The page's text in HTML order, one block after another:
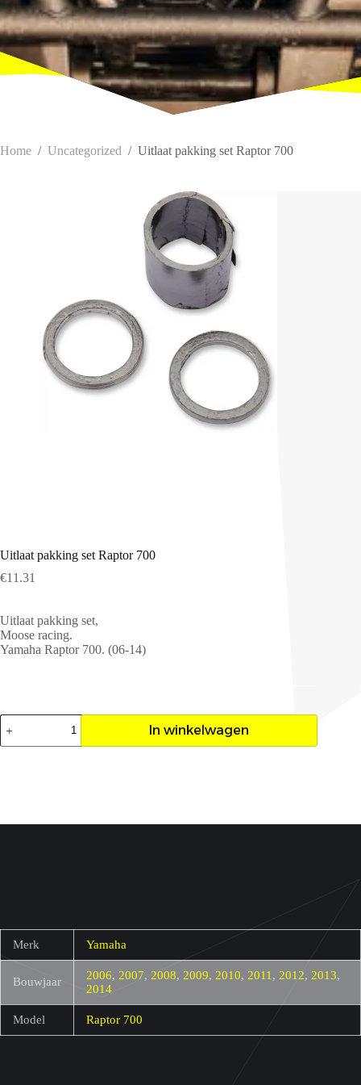
Home / Uncategorized / Uitlaat pakking set Raptor 700
Uitlaat pakking set Raptor 700
€11.31
Uitlaat pakking set,
Moose racing.
Yamaha Raptor 700. (06-14)
Uitlaat
pakking
set
In winkelwagen
Merk Yamaha
Bouwjaar 2006, 2007, 2008, 2009, 2010, 2011 , 2012, 2013,
2014
Model Raptor 700